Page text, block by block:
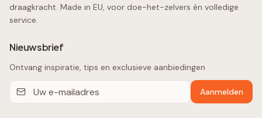
draagkracht. Made in EU, voor doe-het-zelvers én volledige
service.
Nieuwsbrief
Ontvang inspiratie, tips en exclusieve aanbiedingen
Aanmelden